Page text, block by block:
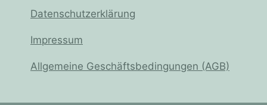
Datenschutzerklärung
Impressum
Allgemeine Geschäftsbedingungen (AGB)